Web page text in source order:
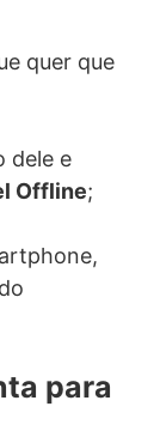
quer que
dele e
Offline;
para